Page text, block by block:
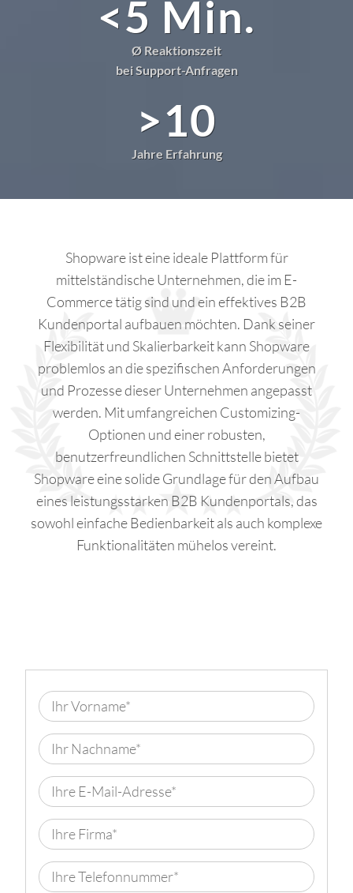
<5 Min.
Ø Reaktionszeit
bei Support-Anfragen
>10
Jahre Erfahrung
Shopware ist eine ideale Plattform für
mittelständische Unternehmen, die im E-
Commerce tätig sind und ein effektives B2B
Kundenportal aufbauen möchten. Dank seiner
Flexibilität und Skalierbarkeit kann Shopware
problemlos an die spezifischen Anforderungen
und Prozesse dieser Unternehmen angepasst
werden. Mit umfangreichen Customizing-
Optionen und einer robusten,
benutzerfreundlichen Schnittstelle bietet
Shopware eine solide Grundlage für den Aufbau
eines leistungsstarken B2B Kundenportals, das
sowohl einfache Bedienbarkeit als auch komplexe
Funktionalitäten mühelos vereint.